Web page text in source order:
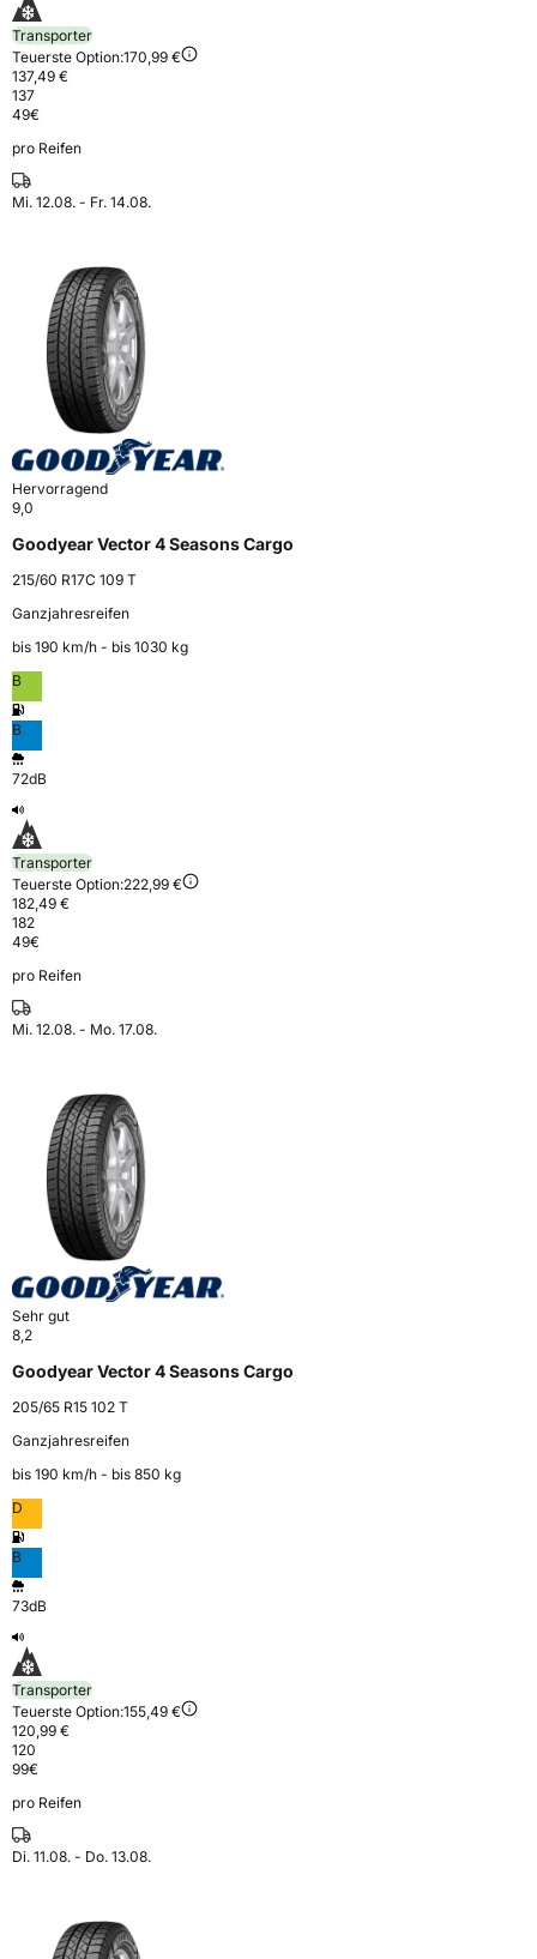
Transporter
Teuerste Option:170,99 €
137,49 €
137
49€
pro Reifen
Mi. 12.08. - Fr. 14.08.
Hervorragend
9,0
Goodyear Vector 4 Seasons Cargo
215/60 R17C 109 T
Ganzjahresreifen
bis 190 km⁠/⁠h - bis 1030 kg
B
B
72dB
Transporter
Teuerste Option:222,99 €
182,49 €
182
49€
pro Reifen
Mi. 12.08. - Mo. 17.08.
Sehr gut
8,2
Goodyear Vector 4 Seasons Cargo
205/65 R15 102 T
Ganzjahresreifen
bis 190 km⁠/⁠h - bis 850 kg
D
B
73dB
Transporter
Teuerste Option:155,49 €
120,99 €
120
99€
pro Reifen
Di. 11.08. - Do. 13.08.